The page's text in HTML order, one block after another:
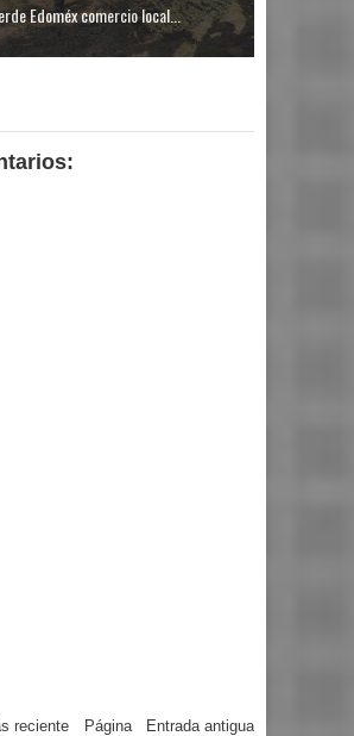
Edoméx comercio local...
reciente Entrada antigua
Página